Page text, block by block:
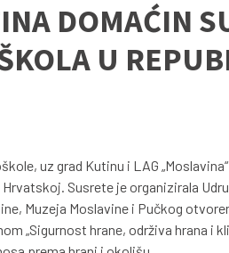
DOMAĆIN
U
uz grad Kutinu i LAG
Susrete je organizirala
Muzeja Moslavine i Pučkog
„Sigurnost hrane, održiva hrana i